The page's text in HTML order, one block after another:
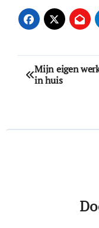
Bericht
navigatie
Mijn eigen
in huis